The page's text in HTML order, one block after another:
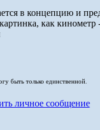
в концепцию и
как
быть только единственной.